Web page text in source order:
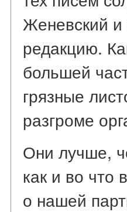
Женевский
редакцию.
большей
грязные
разгроме
Они лучше,
как и во что
о нашей